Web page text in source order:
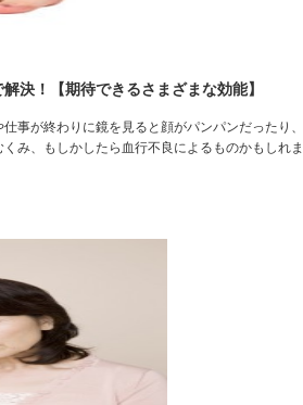
決！【期待できるさまざまな効能】
事が終わりに鏡を見ると顔がパンパンだったり
み、もしかしたら血行不良によるものかもしれ